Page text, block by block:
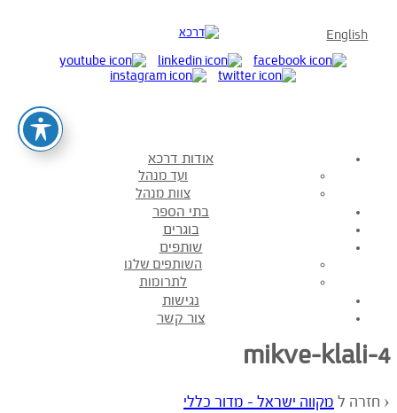
English
אודות דרכא
ועד מנהל
צוות מנהל
בתי הספר
בוגרים
שותפים
השותפים שלנו
לתרומות
נגישות
צור קשר
mikve-klali-4
‹ חזרה ל מקווה ישראל – מדור כללי